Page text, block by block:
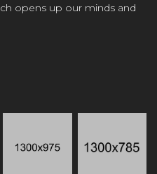
opens up our minds and